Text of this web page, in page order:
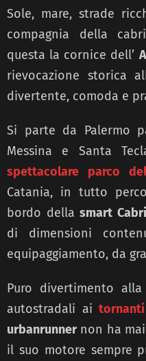
Sole, mare, strade
compagnia della
questa la cornice dell’
rievocazione storica
divertente, comoda e
Si parte da Palermo
Messina e Santa
spettacolare parco
Catania, in tutto
bordo della smart
di dimensioni
equipaggiamento, da
Puro divertimento
autostradali ai tornanti
urbanrunnernon ha mai
il suo motore sempre